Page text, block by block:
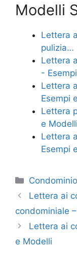
c
e
b
o
o
k
itt
er
Modelli
Lettera
pulizia…
Lettera
-
Lettera
Esempi
Lettera
e Modelli
Lettera
Esempi
Categorie
Condominio
Lettera ai
condominiale
Lettera ai
e Modelli